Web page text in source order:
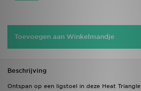
Toevoegen aan Winkelmandje
Beschrijving
Ontspan op een ligstoel in deze Heat